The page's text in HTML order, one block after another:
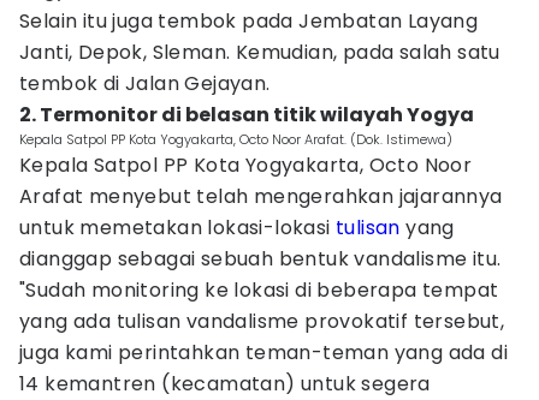
Selain itu juga tembok pada Jembatan Layang
Janti, Depok, Sleman. Kemudian, pada salah satu
tembok di Jalan Gejayan.
2. Termonitor di belasan titik wilayah Yogya
Kepala Satpol PP Kota Yogyakarta, Octo Noor Arafat. (Dok. Istimewa)
Kepala Satpol PP Kota Yogyakarta, Octo Noor
Arafat menyebut telah mengerahkan jajarannya
untuk memetakan lokasi-lokasi tulisan yang
dianggap sebagai sebuah bentuk vandalisme itu.
"Sudah monitoring ke lokasi di beberapa tempat
yang ada tulisan vandalisme provokatif tersebut,
juga kami perintahkan teman-teman yang ada di
14 kemantren (kecamatan) untuk segera